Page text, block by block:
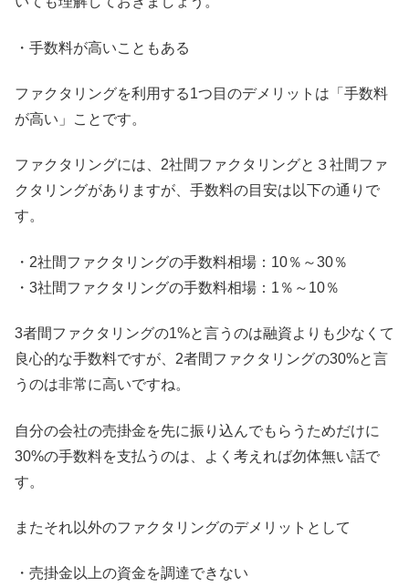
・手数料が高いこともある
ファクタリングを利用する1つ目のデメリットは「手数料
が高い」ことです。
ファクタリングには、2社間ファクタリングと３社間ファ
クタリングがありますが、手数料の目安は以下の通りで
す。
・2社間ファクタリングの手数料相場：10％～30％
・3社間ファクタリングの手数料相場：1％～10％
3者間ファクタリングの1%と言うのは融資よりも少なくて
良心的な手数料ですが、2者間ファクタリングの30%と言
うのは非常に高いですね。
自分の会社の売掛金を先に振り込んでもらうためだけに
30%の手数料を支払うのは、よく考えれば勿体無い話で
す。
またそれ以外のファクタリングのデメリットとして
・売掛金以上の資金を調達できない